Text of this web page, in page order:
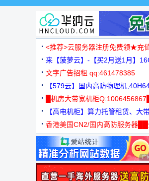
<推荐>云服务器注册免费领★充
来【菠萝云】-【买2月送1月】
文字广告招租 qq:461478385
【579云】国内高防物理机
元
█机房大带宽机柜Q:1006456867█
【高电机柜】算力托管租赁、大
机
香港美国CN2/国内高防服务器██
广